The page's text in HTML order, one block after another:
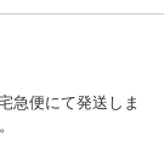
急便にて発送しま